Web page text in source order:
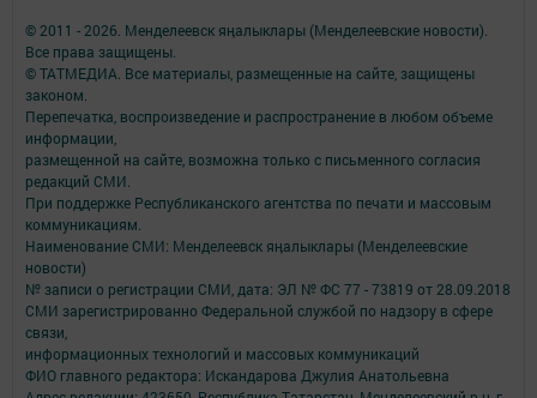
© 2011 - 2026. Менделеевск яӊалыклары (Менделеевские новости).
Все права защищены.
© ТАТМЕДИА. Все материалы, размещенные на сайте, защищены
законом.
Перепечатка, воспроизведение и распространение в любом объеме
информации,
размещенной на сайте, возможна только с письменного согласия
редакций СМИ.
При поддержке Республиканского агентства по печати и массовым
коммуникациям.
Наименование СМИ: Менделеевск яӊалыклары (Менделеевские
новости)
№ записи о регистрации СМИ, дата: ЭЛ № ФС 77 - 73819 от 28.09.2018
СМИ зарегистрированно Федеральной службой по надзору в сфере
связи,
информационных технологий и массовых коммуникаций
ФИО главного редактора: Искандарова Джулия Анатольевна